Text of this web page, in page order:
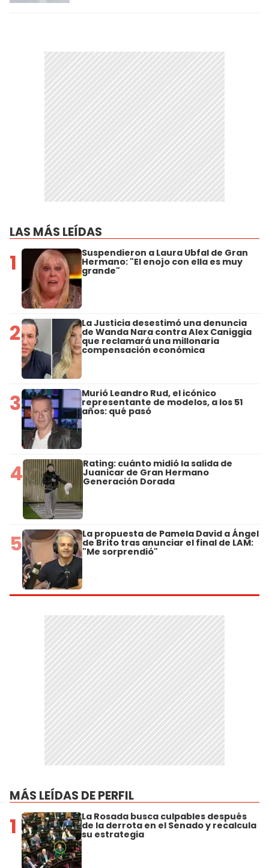
LAS MÁS LEÍDAS
1 Suspendieron a Laura Ubfal de Gran
Hermano: "El enojo con ella es muy
grande"
2 La Justicia desestimó una denuncia
de Wanda Nara contra Alex Caniggia
que reclamará una millonaria
compensación económica
3 Murió Leandro Rud, el icónico
representante de modelos, a los 51
años: qué pasó
4 Rating: cuánto midió la salida de
Juanicar de Gran Hermano
Generación Dorada
5 La propuesta de Pamela David a Ángel
de Brito tras anunciar el final de LAM:
"Me sorprendió"
MÁS LEÍDAS DE PERFIL
1 La Rosada busca culpables después
de la derrota en el Senado y recalcula
su estrategia